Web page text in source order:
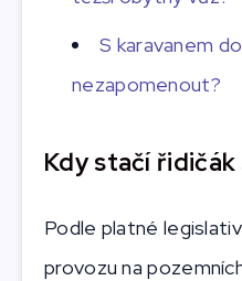
S karavanem
nezapomenout?
Kdy stačí řidičák
Podle platné
provozu na